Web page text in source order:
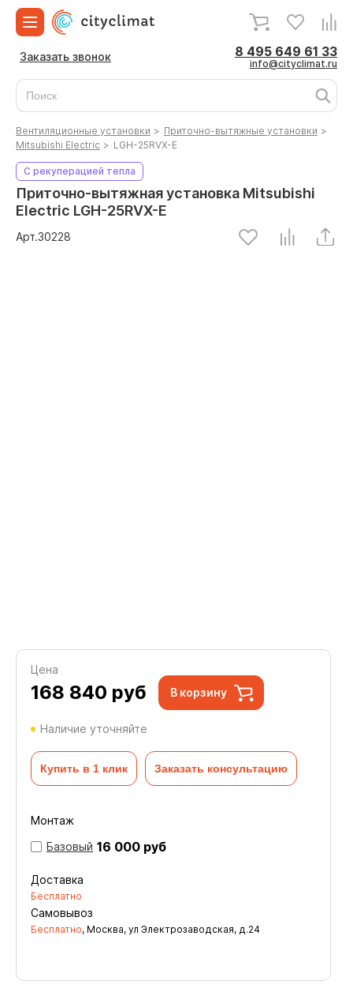
Заказать звонок 8 495 649 61 33
info@cityclimat.ru
Вентиляционные установки > Приточно-вытяжные установки >
Mitsubishi Electric > LGH-25RVX-E
С рекуперацией тепла
Приточно-вытяжная установка Mitsubishi
Electric LGH-25RVX-E
Арт.30228
Цена
168 840 руб В корзину
Наличие уточняйте
Купить в 1 клик Заказать консультацию
Монтаж
Базовый 16 000 руб
Доставка
Бесплатно
Самовывоз
Бесплатно, Москва, ул Электрозаводская, д.24